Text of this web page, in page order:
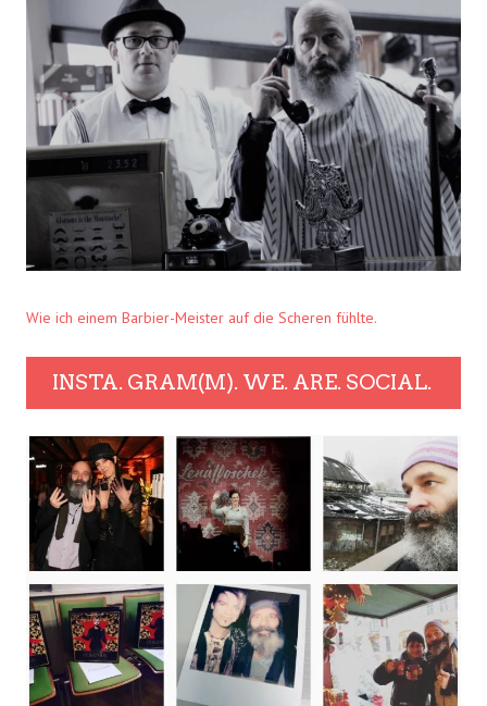
Wie ich einem Barbier-Meister auf die Scheren fühlte.
INSTA. GRAM(M). WE. ARE. SOCIAL.